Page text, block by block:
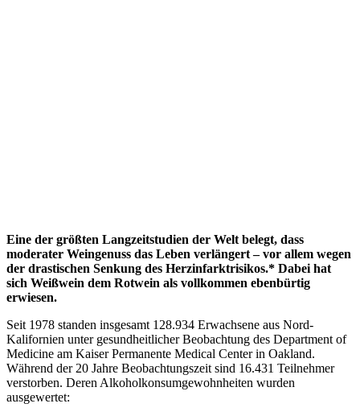
Eine der größten Langzeitstudien der Welt belegt, dass
moderater Weingenuss das Leben verlängert – vor allem wegen
der drastischen Senkung des Herzinfarktrisikos.* Dabei hat
sich Weißwein dem Rotwein als vollkommen ebenbürtig
erwiesen.
Seit 1978 standen insgesamt 128.934 Erwachsene aus Nord-
Kalifornien unter gesundheitlicher Beobachtung des Department of
Medicine am Kaiser Permanente Medical Center in Oakland.
Während der 20 Jahre Beobachtungszeit sind 16.431 Teilnehmer
verstorben. Deren Alkoholkonsumgewohnheiten wurden
ausgewertet: